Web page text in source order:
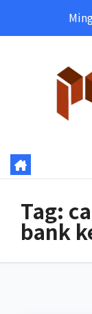
Tag:
bank